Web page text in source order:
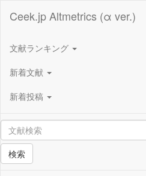
Ceek.jp Altmetrics (α ver.)
文献ランキング
新着文献
新着投稿
検索